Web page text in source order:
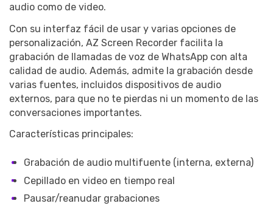
audio como de video.
Con su interfaz fácil de usar y varias opciones de
personalización, AZ Screen Recorder facilita la
grabación de llamadas de voz de WhatsApp con alta
calidad de audio. Además, admite la grabación desde
varias fuentes, incluidos dispositivos de audio
externos, para que no te pierdas ni un momento de las
conversaciones importantes.
Características principales:
Grabación de audio multifuente (interna, externa)
Cepillado en video en tiempo real
Pausar/reanudar grabaciones